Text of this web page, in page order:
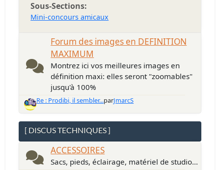
Sous-Sections
Mini-concours amicaux
Forum des images en DEFINITION
MAXIMUM
Montrez ici vos meilleures images en
définition maxi: elles seront "zoomables"
jusqu'à 100%
Re : Prodibi, il sembler...parJmarcS
[ DISCUS TECHNIQUES ]
ACCESSOIRES
Sacs, pieds, éclairage, matériel de studio...